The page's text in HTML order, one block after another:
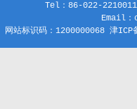
Tel：86-022-
Email
网站标识码：1200000068 津